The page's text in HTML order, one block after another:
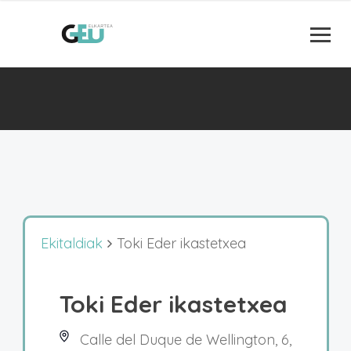
Ekitaldiak Toki Eder ikastetxea
Toki Eder ikastetxea
Calle del Duque de Wellington, 6,